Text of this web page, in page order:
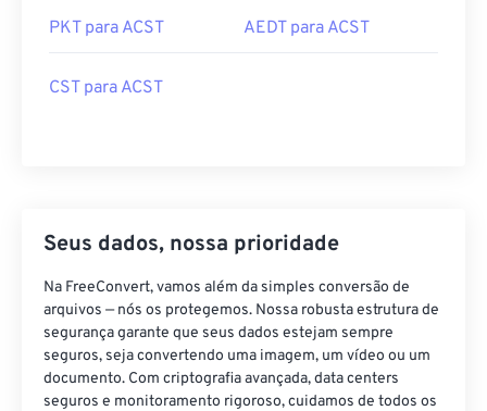
PKT para ACST AEDT para ACST
CST para ACST
Seus dados, nossa prioridade
Na FreeConvert, vamos além da simples conversão de
arquivos — nós os protegemos. Nossa robusta estrutura de
segurança garante que seus dados estejam sempre
seguros, seja convertendo uma imagem, um vídeo ou um
documento. Com criptografia avançada, data centers
seguros e monitoramento rigoroso, cuidamos de todos os